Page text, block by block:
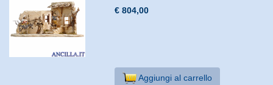
€ 804,00
Aggiungi al carrello